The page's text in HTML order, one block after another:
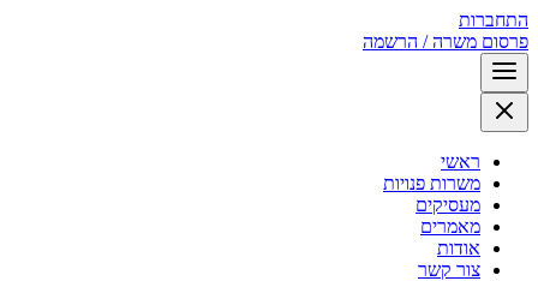
התחברות
פרסום משרה / הרשמה
ראשי
משרות פנויות
מעסיקים
מאמרים
אודות
צור קשר